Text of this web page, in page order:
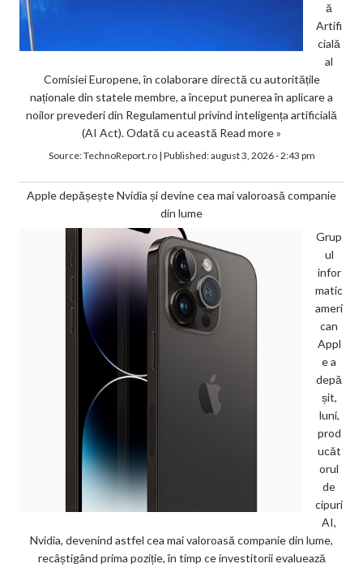
ă
Artifi
cială
al
Comisiei Europene, în colaborare directă cu autoritățile
naționale din statele membre, a început punerea în aplicare a
noilor prevederi din Regulamentul privind inteligența artificială
(AI Act). Odată cu această Read more »
Source:TechnoReport.ro| Published:august 3, 2026 - 2:43 pm
Apple depășește Nvidia și devine cea mai valoroasă companie
din lume
Grup
ul
infor
matic
ameri
can
Appl
e a
depă
șit,
luni,
prod
ucăt
orul
de
cipuri
AI,
Nvidia, devenind astfel cea mai valoroasă companie din lume,
recâștigând prima poziție, în timp ce investitorii evaluează